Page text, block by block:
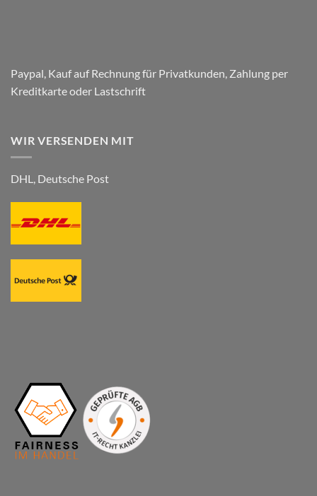
Paypal, Kauf auf Rechnung für Privatkunden, Zahlung per
Kreditkarte oder Lastschrift
WIR VERSENDEN MIT
DHL, Deutsche Post